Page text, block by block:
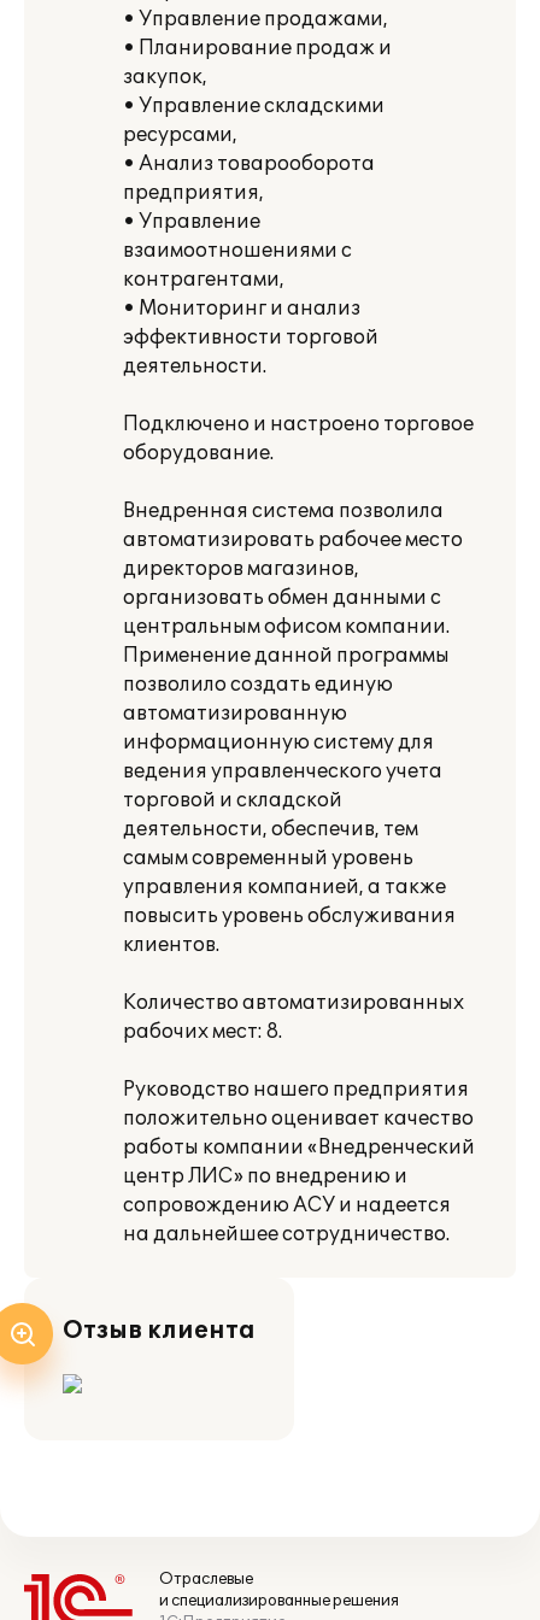
• Управление продажами,
• Планирование продаж и
закупок,
• Управление складскими
ресурсами,
• Анализ товарооборота
предприятия,
• Управление
взаимоотношениями с
контрагентами,
• Мониторинг и анализ
эффективности торговой
деятельности.
Подключено и настроено торговое
оборудование.
Внедренная система позволила
автоматизировать рабочее место
директоров магазинов,
организовать обмен данными с
центральным офисом компании.
Применение данной программы
позволило создать единую
автоматизированную
информационную систему для
ведения управленческого учета
торговой и складской
деятельности, обеспечив, тем
самым современный уровень
управления компанией, а также
повысить уровень обслуживания
клиентов.
Количество автоматизированных
рабочих мест: 8.
Руководство нашего предприятия
положительно оценивает качество
работы компании «Внедренческий
центр ЛИС» по внедрению и
сопровождению АСУ и надеется
на дальнейшее сотрудничество.
Отзыв клиента
Отраслевые
и специализированные решения